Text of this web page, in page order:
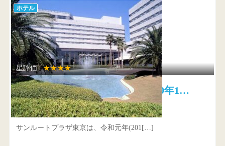
ホテル
星評価 :★★★★
サンルートプラザTOKYO（2019年1…
千葉県浦安市舞浜1-7
サンルートプラザ東京は、令和元年(201[…]